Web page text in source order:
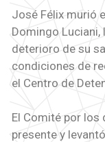
José Félix murió
Domingo
deterioro de su
condiciones de
el Centro de
El Comité por los
presente y